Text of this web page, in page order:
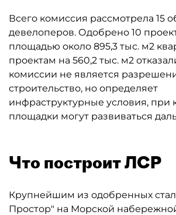
Всего комиссия рассмотрела 15
девелоперов. Одобрено 10
площадью около 895,3 тыс. м2
проектам на 560,2 тыс. м2
комиссии не является
строительство, но определяет
инфраструктурные условия, при
площадки могут развиваться
Что построит ЛСР
Крупнейшим из одобренных
Простор" на Морской